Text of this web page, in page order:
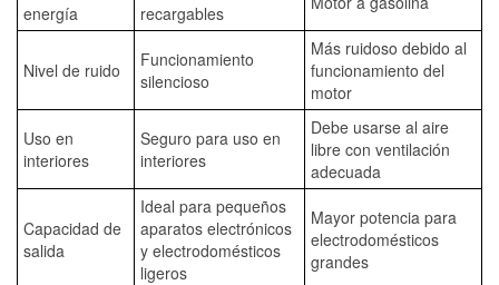
energía
recargables
Nivel de ruido
Funcionamiento
silencioso
Más ruidoso debido al
funcionamiento del
motor
Uso en
interiores
Seguro para uso en
interiores
Debe usarse al aire
libre con ventilación
adecuada
Capacidad de
salida
Ideal para pequeños
aparatos electrónicos
y electrodomésticos
ligeros
Mayor potencia para
electrodomésticos
grandes